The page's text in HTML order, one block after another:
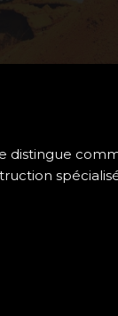
distingue